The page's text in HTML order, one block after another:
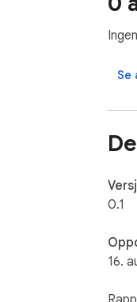
Se
0.1
16.